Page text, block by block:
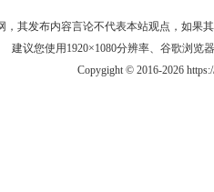
，其发布内容言论不代表本站观点，如果
建议您使用1920×1080分辨率、谷歌浏览
Copygight © 2016-2026